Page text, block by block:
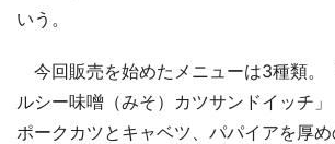
いう。
今回販売を始めたメニューは3種類。
ルシー味噌（みそ）カツサンドイッチ」
ポークカツとキャベツ、パパイアを厚